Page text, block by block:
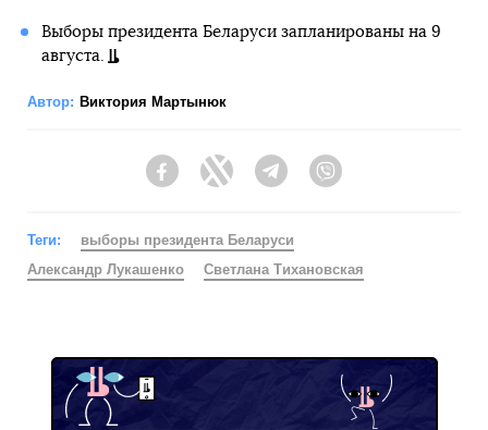
Выборы президента Беларуси запланированы на 9
августа.
Автор: Виктория Мартынюк
FacebookTwitter Telegram
Теги:
выборы президента Беларуси
Александр Лукашенко
Светлана Тихановская